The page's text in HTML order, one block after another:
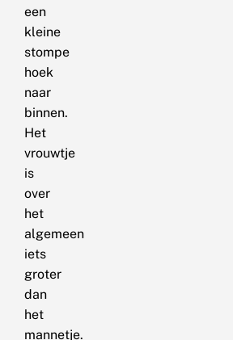
een
kleine
stompe
hoek
naar
binnen.
Het
vrouwtje
is
over
het
algemeen
iets
groter
dan
het
mannetje.